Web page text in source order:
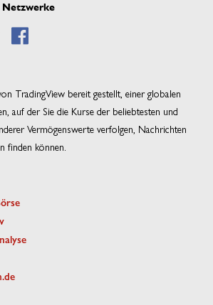
Netzwerke
TradingView bereit gestellt, einer globalen
auf der Sie die Kurse der beliebtesten und
Vermögenswerte verfolgen, Nachrichten
finden können.